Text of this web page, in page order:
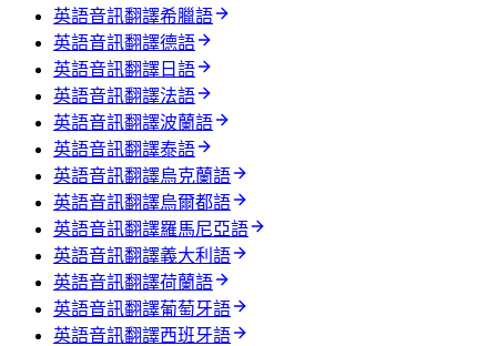
英語音訊翻譯希臘語
英語音訊翻譯德語
英語音訊翻譯日語
英語音訊翻譯法語
英語音訊翻譯波蘭語
英語音訊翻譯泰語
英語音訊翻譯烏克蘭語
英語音訊翻譯烏爾都語
英語音訊翻譯羅馬尼亞語
英語音訊翻譯義大利語
英語音訊翻譯荷蘭語
英語音訊翻譯葡萄牙語
英語音訊翻譯西班牙語